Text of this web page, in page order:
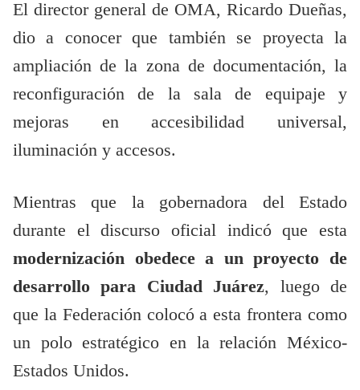
El director general de OMA, Ricardo Dueñas,
dio a conocer que también se proyecta la
ampliación de la zona de documentación, la
reconfiguración de la sala de equipaje y
mejoras en accesibilidad universal,
iluminación y accesos.
Mientras que la gobernadora del Estado
durante el discurso oficial indicó que esta
modernización obedece a un proyecto de
desarrollo para Ciudad Juárez, luego de
que la Federación colocó a esta frontera como
un polo estratégico en la relación México-
Estados Unidos.